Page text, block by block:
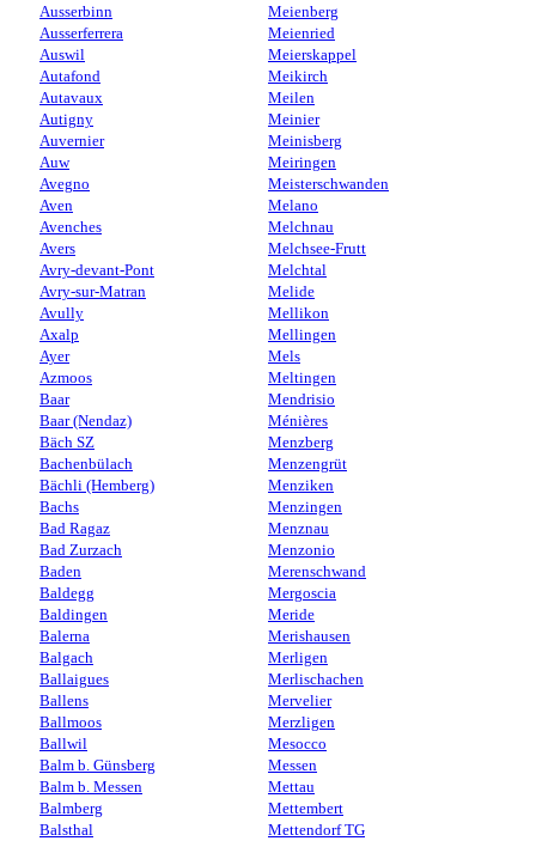
Ausserbinn
Ausserferrera
Auswil
Autafond
Autavaux
Autigny
Auvernier
Auw
Avegno
Aven
Avenches
Avers
Avry-devant-Pont
Avry-sur-Matran
Avully
Axalp
Ayer
Azmoos
Baar
Baar (Nendaz)
Bäch SZ
Bachenbülach
Bächli (Hemberg)
Bachs
Bad Ragaz
Bad Zurzach
Baden
Baldegg
Baldingen
Balerna
Balgach
Ballaigues
Ballens
Ballmoos
Ballwil
Balm b. Günsberg
Balm b. Messen
Balmberg
Balsthal
Meienberg
Meienried
Meierskappel
Meikirch
Meilen
Meinier
Meinisberg
Meiringen
Meisterschwanden
Melano
Melchnau
Melchsee-Frutt
Melchtal
Melide
Mellikon
Mellingen
Mels
Meltingen
Mendrisio
Ménières
Menzberg
Menzengrüt
Menziken
Menzingen
Menznau
Menzonio
Merenschwand
Mergoscia
Meride
Merishausen
Merligen
Merlischachen
Mervelier
Merzligen
Mesocco
Messen
Mettau
Mettembert
Mettendorf TG